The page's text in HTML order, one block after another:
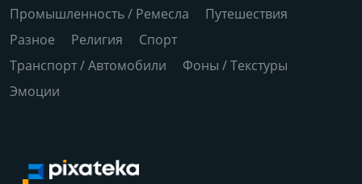
Промышленность / Ремесла
Путешествия
Разное
Религия
Спорт
Транспорт / Автомобили
Фоны / Текстуры
Эмоции